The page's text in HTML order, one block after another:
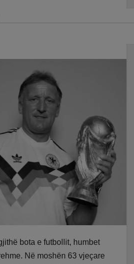
bota e futbollit, humbet
Në moshën 63 vjeçare